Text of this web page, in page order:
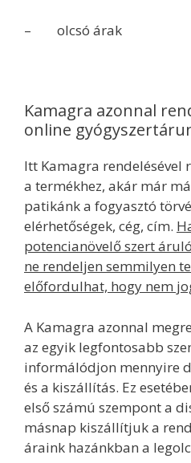
– olcsó árak
Kamagra azonnal
online
Itt Kamagra
a termékhez, akár már
patikánk a fogyasztó
elérhetőségek, cég, cím.
potencianövelő szert
ne rendeljen semmilyen
előfordulhat, hogy nem
A Kamagra azonnal
az egyik legfontosabb
informálódjon mennyire
és a kiszállítás. Ez
első számú szempont a
másnap kiszállítjuk a
áraink hazánkban a